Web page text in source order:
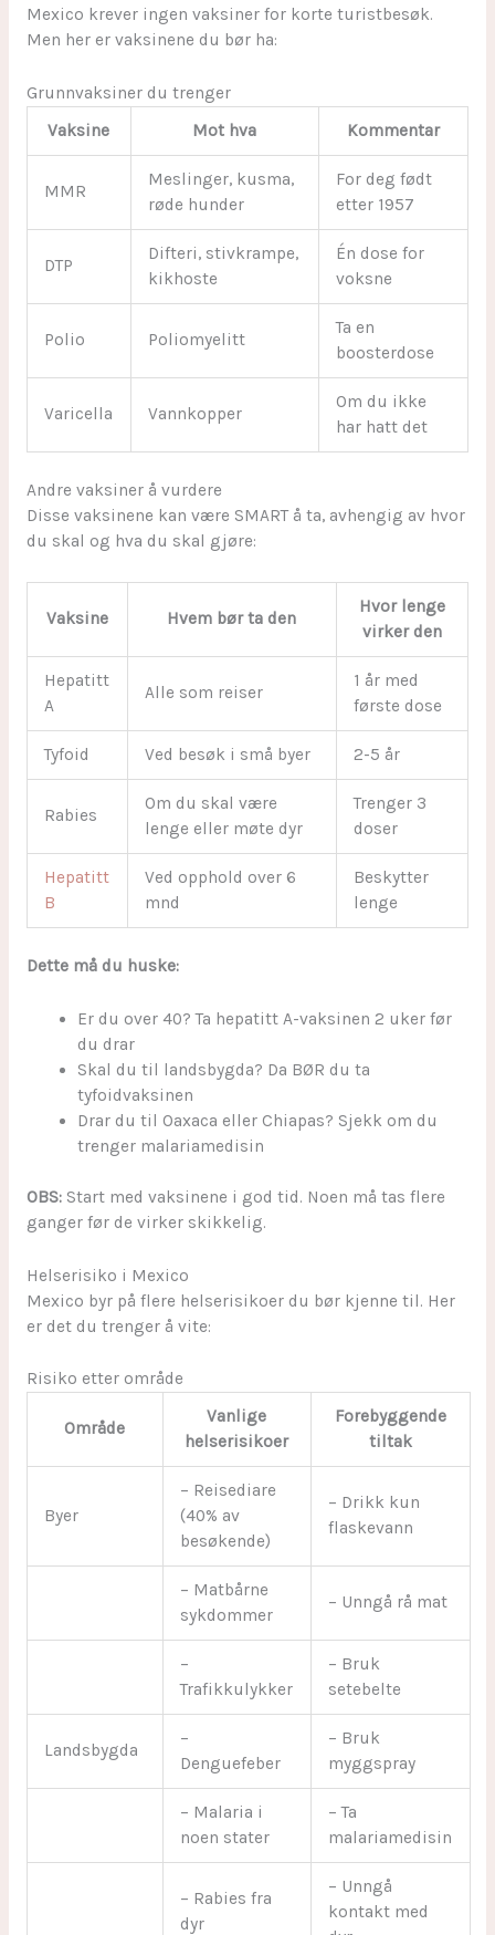
Mexico krever ingen vaksiner for korte turistbesøk.
Men her er vaksinene du bør ha:
Grunnvaksiner du trenger
Vaksine
Mot hva Kommentar
MMR
Meslinger, kusma,
røde hunder
For deg født
etter 1957
DTP
Difteri, stivkrampe,
kikhoste
Én dose for
voksne
Polio Poliomyelitt
Ta en
boosterdose
Varicella Vannkopper
Om du ikke
har hatt det
Andre vaksiner å vurdere
Disse vaksinene kan være SMART å ta, avhengig av hvor
du skal og hva du skal gjøre:
Vaksine Hvem bør ta den
Hvor lenge
virker den
Hepatitt
A
Alle som reiser
1 år med
første dose
Tyfoid Ved besøk i små byer 2-5 år
Rabies
Om du skal være
lenge eller møte dyr
Trenger 3
doser
Hepatitt
B
Ved opphold over 6
mnd
Beskytter
lenge
Dette må du huske:
Er du over 40? Ta hepatitt A-vaksinen 2 uker før
du drar
Skal du til landsbygda? Da BØR du ta
tyfoidvaksinen
Drar du til Oaxaca eller Chiapas? Sjekk om du
trenger malariamedisin
OBS:Start med vaksinene i god tid. Noen må tas flere
ganger før de virker skikkelig.
Helserisiko i Mexico
Mexico byr på flere helserisikoer du bør kjenne til. Her
er det du trenger å vite:
Risiko etter område
Område
Vanlige
helserisikoer
Forebyggende
tiltak
Byer
– Reisediare
(40% av
besøkende)
– Drikk kun
flaskevann
– Matbårne
sykdommer
– Unngå rå mat
–
Trafikkulykker
– Bruk
setebelte
Landsbygda
–
Denguefeber
– Bruk
myggspray
– Malaria i
noen stater
– Ta
malariamedisin
– Rabies fra
dyr
– Unngå
kontakt med